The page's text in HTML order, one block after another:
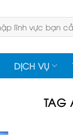
DỊCH VỤ
TAG